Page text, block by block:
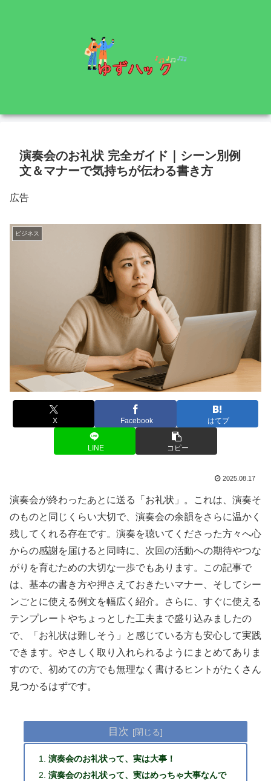
演奏会のお礼状 完全ガイド｜シーン別例
文＆マナーで気持ちが伝わる書き方
広告
ビジネス
X Facebook はてブ
LINE コピー
2025.08.17
演奏会が終わったあとに送る「お礼状」。これは、演奏そ
のものと同じくらい大切で、演奏会の余韻をさらに温かく
残してくれる存在です。演奏を聴いてくださった方々へ心
からの感謝を届けると同時に、次回の活動への期待やつな
がりを育むための大切な一歩でもあります。この記事で
は、基本の書き方や押さえておきたいマナー、そしてシー
ンごとに使える例文を幅広く紹介。さらに、すぐに使える
テンプレートやちょっとした工夫まで盛り込みましたの
で、「お礼状は難しそう」と感じている方も安心して実践
できます。やさしく取り入れられるようにまとめてありま
すので、初めての方でも無理なく書けるヒントがたくさん
見つかるはずです。
目次
演奏会のお礼状って、実は大事！
演奏会のお礼状って、実はめっちゃ大事なんで